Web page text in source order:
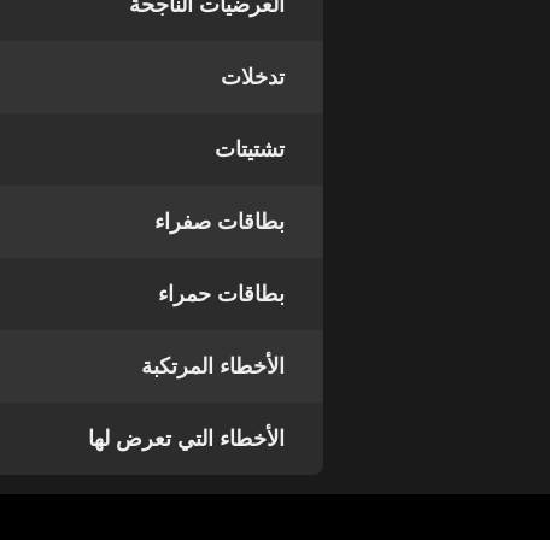
العرضيات الناجحة
تدخلات
تشتيتات
بطاقات صفراء
بطاقات حمراء
الأخطاء المرتكبة
الأخطاء التي تعرض لها